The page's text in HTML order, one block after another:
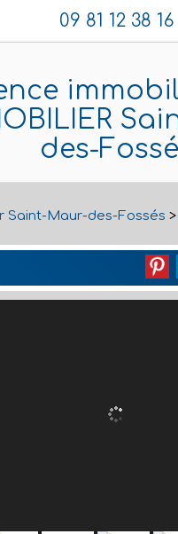
09 81 12 38 16
Saint-Maur-des-Fossés >